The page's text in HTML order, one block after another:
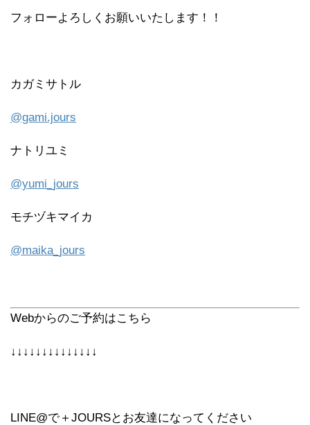
フォローよろしくお願いいたします！！
カガミサトル
@gami.jours
ナトリユミ
@yumi_jours
モチヅキマイカ
@maika_jours
Webからのご予約はこちら
↓↓↓↓↓↓↓↓↓↓↓↓↓↓
LINE@で＋JOURSとお友達になってください